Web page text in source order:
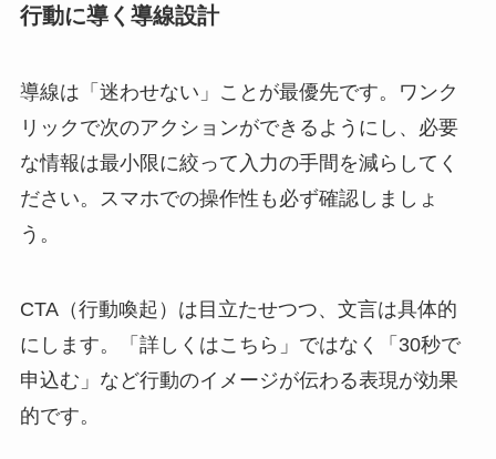
行動に導く導線設計
導線は「迷わせない」ことが最優先です。ワンク
リックで次のアクションができるようにし、必要
な情報は最小限に絞って入力の手間を減らしてく
ださい。スマホでの操作性も必ず確認しましょ
う。
CTA（行動喚起）は目立たせつつ、文言は具体的
にします。「詳しくはこちら」ではなく「30秒で
申込む」など行動のイメージが伝わる表現が効果
的です。